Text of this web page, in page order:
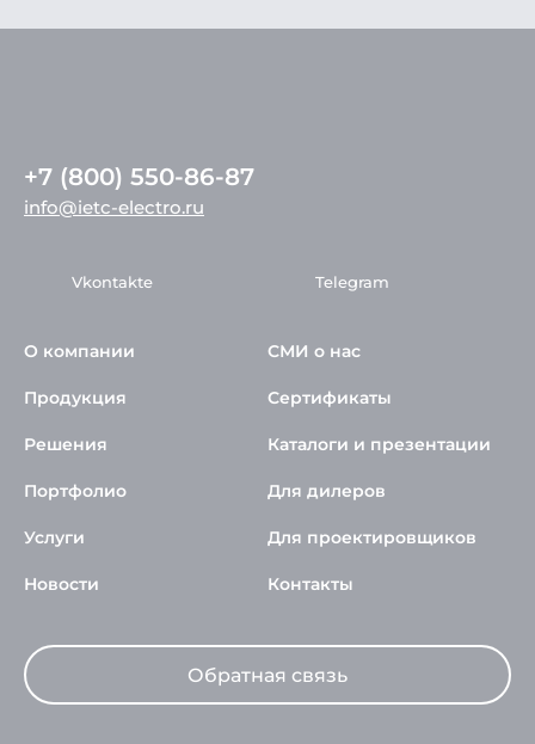
+7 (800) 550-86-87
info@ietc-electro.ru
Vkontakte Telegram
О компании
Продукция
Решения
Портфолио
Услуги
Новости
СМИ о нас
Сертификаты
Каталоги и презентации
Для дилеров
Для проектировщиков
Контакты
Обратная связь